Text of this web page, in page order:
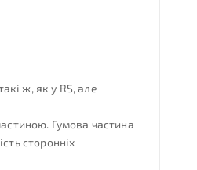
ж, як у RS, але
Гумова частина
сторонніх